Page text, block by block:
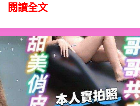
閱讀全文